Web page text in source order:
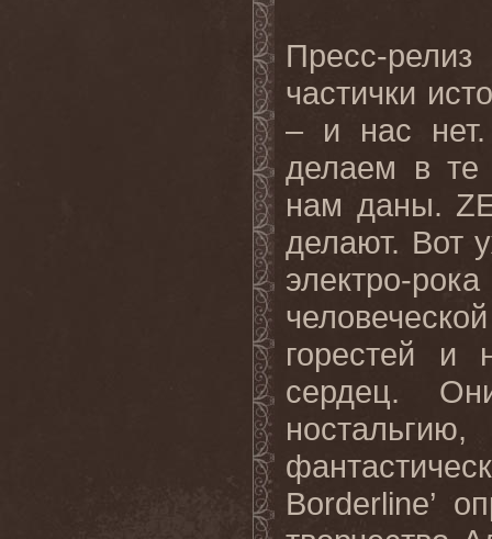
Пресс-релиз
частички
– и нас
делаем в те
нам даны.
делают. Вот
электро-
горестей и
сердец.
Borderline’